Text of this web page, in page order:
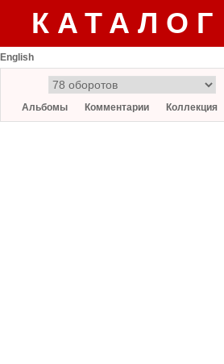
English
Альбомы Комментарии Коллекция